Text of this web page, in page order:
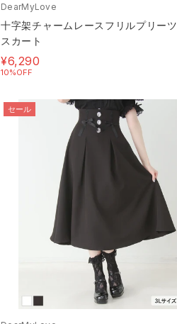
DearMyLove
十字架チャームレースフリルプリーツ
スカート
¥6,290
10%OFF
セール